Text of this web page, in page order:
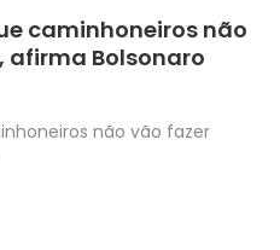
caminhoneiros não
afirma Bolsonaro
não vão fazer